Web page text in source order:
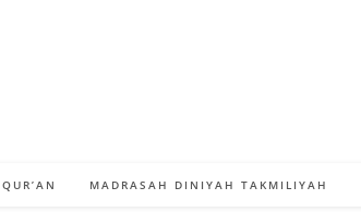
MADRASAH DINIYAH TAKMILIYAH